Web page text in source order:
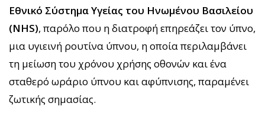
Εθνικό Σύστημα Υγείας του Ηνωμένου Βασιλείου
(NHS), παρόλο που η διατροφή επηρεάζει τον ύπνο,
μια υγιεινή ρουτίνα ύπνου, η οποία περιλαμβάνει
τη μείωση του χρόνου χρήσης οθονών και ένα
σταθερό ωράριο ύπνου και αφύπνισης, παραμένει
ζωτικής σημασίας.